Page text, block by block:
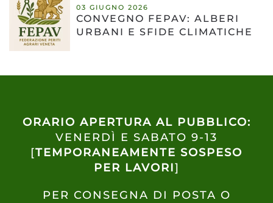
03 GIUGNO 2026
CONVEGNO FEPAV: ALBERI
URBANI E SFIDE CLIMATICHE
ORARIO APERTURA AL PUBBLICO:
VENERDÌ E SABATO 9-13
[TEMPORANEAMENTE SOSPESO
PER LAVORI]
PER CONSEGNA DI POSTA O